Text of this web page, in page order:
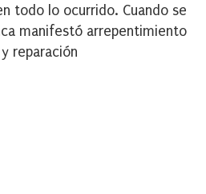
todo lo ocurrido. Cuando se
manifestó arrepentimiento
reparación